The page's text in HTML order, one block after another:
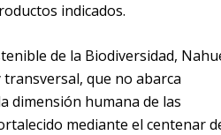
indicados.
de la Biodiversidad,
que no abarca
dimensión humana de las
mediante el centenar